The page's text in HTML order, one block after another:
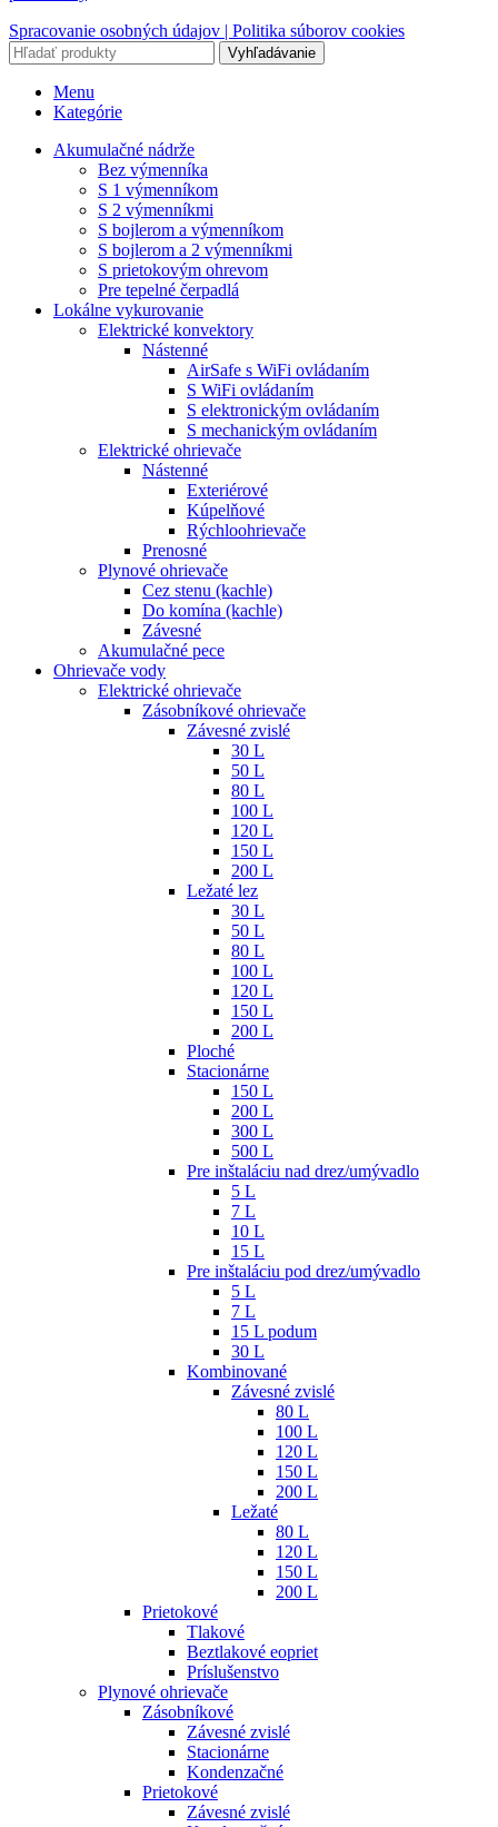
Spracovanie osobných údajov | Politika súborov cookies
Vyhľadávanie
Menu
Kategórie
Akumulačné nádrže
Bez výmenníka
S 1 výmenníkom
S 2 výmenníkmi
S bojlerom a výmenníkom
S bojlerom a 2 výmenníkmi
S prietokovým ohrevom
Pre tepelné čerpadlá
Lokálne vykurovanie
Elektrické konvektory
Nástenné
AirSafe s WiFi ovládaním
S WiFi ovládaním
S elektronickým ovládaním
S mechanickým ovládaním
Elektrické ohrievače
Nástenné
Exteriérové
Kúpelňové
Rýchloohrievače
Prenosné
Plynové ohrievače
Cez stenu (kachle)
Do komína (kachle)
Závesné
Akumulačné pece
Ohrievače vody
Elektrické ohrievače
Zásobníkové ohrievače
Závesné zvislé
30 L
50 L
80 L
100 L
120 L
150 L
200 L
Ležaté lez
30 L
50 L
80 L
100 L
120 L
150 L
200 L
Ploché
Stacionárne
150 L
200 L
300 L
500 L
Pre inštaláciu nad drez/umývadlo
5 L
7 L
10 L
15 L
Pre inštaláciu pod drez/umývadlo
5 L
7 L
15 L podum
30 L
Kombinované
Závesné zvislé
80 L
100 L
120 L
150 L
200 L
Ležaté
80 L
120 L
150 L
200 L
Prietokové
Tlakové
Beztlakové eopriet
Príslušenstvo
Plynové ohrievače
Zásobníkové
Závesné zvislé
Stacionárne
Kondenzačné
Prietokové
Závesné zvislé